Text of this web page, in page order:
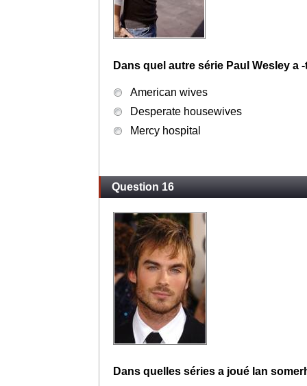
Dans quel autre série Paul Wesley a
American wives
Desperate housewives
Mercy hospital
Question 16
Dans quelles séries a joué Ian